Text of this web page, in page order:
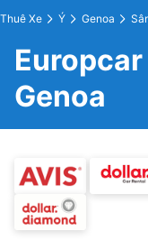
Thuê Xe Ý Genoa
Genoa